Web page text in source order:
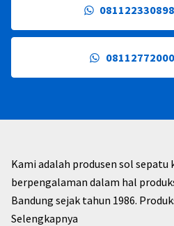
Kami adalah produsen sol sepatu
berpengalaman dalam hal
Bandung sejak tahun 1986.
Selengkapnya